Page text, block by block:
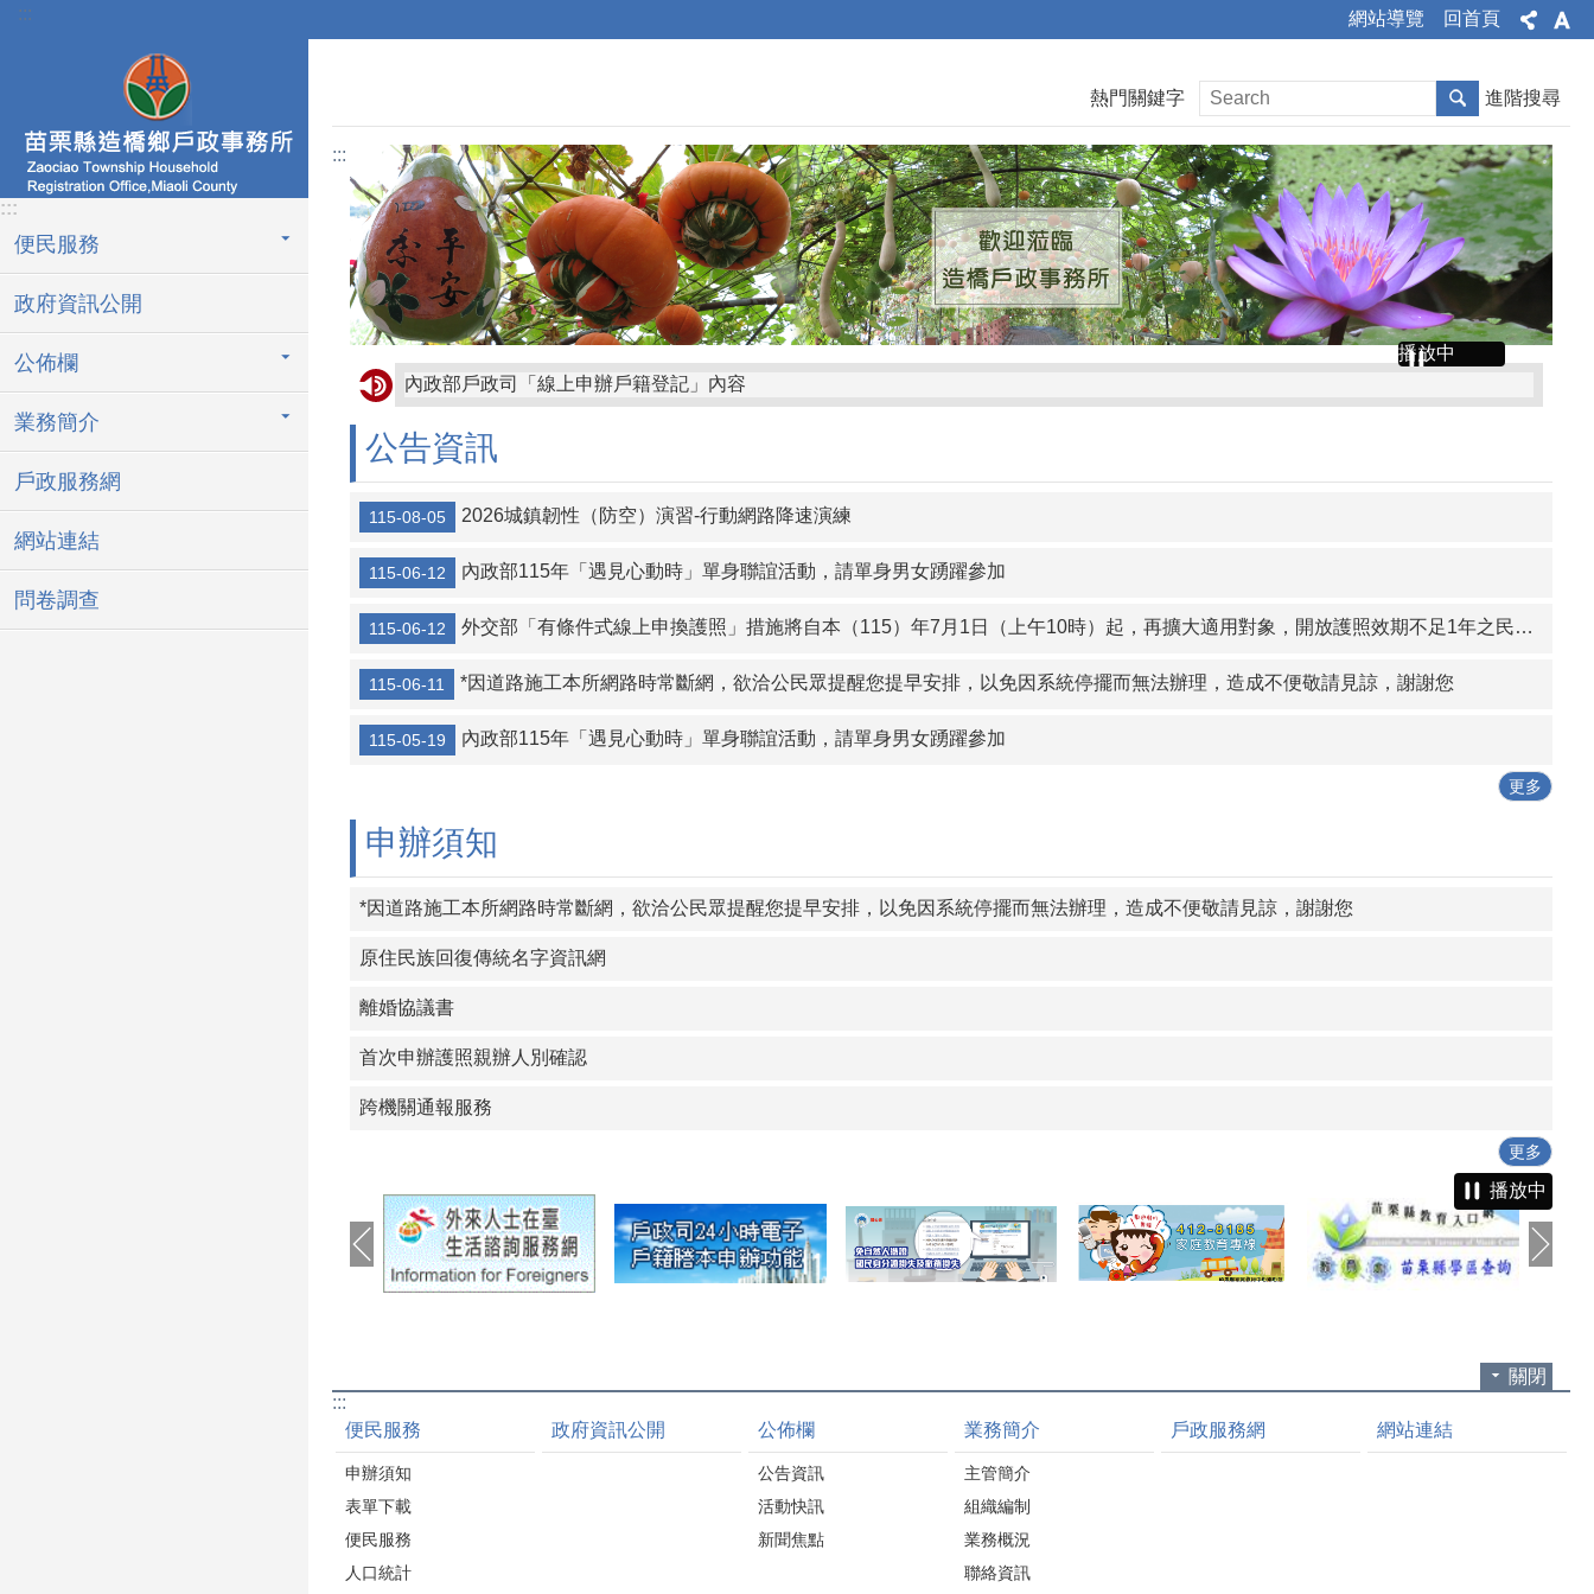
跳到主要內容區塊
::: 網站導覽 回首頁
:::
便民服務
政府資訊公開
公佈欄
業務簡介
戶政服務網
網站連結
問卷調查
熱門關鍵字 進階搜尋
:::
播放中
內政部戶政司「線上申辦戶籍登記」內容
5月28日世界經期衛生日
拒絕人口販運，守護人權和平。防制人口販運通報專線（02）23883095、110、1955報案電話，苗栗縣政府關心您！
打擊人口販運，尊重人權！請大家一起捍衛人權、維護尊嚴，讓每個人都能自由自在地生活。
[宣導]請依居住事實遷徙戶籍，以符合人籍合一原則， 並正確戶籍資料。
家中勞務不分性別年齡,減輕家庭經濟壓力，需要家人一起分擔家務,共創幸福美滿家庭
男孩女孩一樣好，生來通通都是寶,尊重多元性別特質，破除性別刻板印象、父母共親職，家庭更幸福
*因道路施工本所網路時常斷網，欲洽公民眾提醒您提早安排，以免因系統停擺而無法辦理，造成不便敬請見諒，謝謝您
公告資訊
115-08-05 2026城鎮韌性（防空）演習-行動網路降速演練
115-06-12 內政部115年「遇見心動時」單身聯誼活動，請單身男女踴躍參加
115-06-12 外交部「有條件式線上申換護照」措施將自本（115）年7月1日（上午10時）起，再擴大適用對象，開放護照效期不足1年之民眾換照
115-06-11 *因道路施工本所網路時常斷網，欲洽公民眾提醒您提早安排，以免因系統停擺而無法辦理，造成不便敬請見諒，謝謝您
115-05-19 內政部115年「遇見心動時」單身聯誼活動，請單身男女踴躍參加
更多
申辦須知
*因道路施工本所網路時常斷網，欲洽公民眾提醒您提早安排，以免因系統停擺而無法辦理，造成不便敬請見諒，謝謝您
原住民族回復傳統名字資訊網
離婚協議書
首次申辦護照親辦人別確認
跨機關通報服務
更多
播放中
關閉
:::
便民服務
申辦須知
表單下載
便民服務
人口統計
政府資訊公開 公佈欄
公告資訊
活動快訊
新聞焦點
業務簡介
主管簡介
組織編制
業務概況
聯絡資訊
戶政服務網 網站連結